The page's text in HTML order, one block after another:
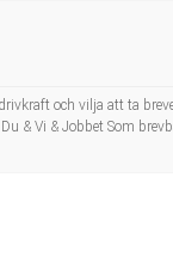
och vilja att ta
& Vi & Jobbet Som